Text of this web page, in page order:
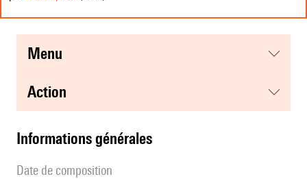
menu
action
informations générales
date de composition